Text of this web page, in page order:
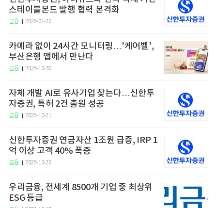
스테이블본드 발행 협력 본격화
금융 2026-01-20
카메라 없이 24시간 모니터링…'케어벨',
부산은행 앱에서 만난다
금융 2025-10-30
자체 개발 AI로 유사기업 찾는다…신한투
자증권, 특허 2건 출원 성공
금융 2025-10-21
신한투자증권 연금자산 1조원 급증, IRP 1
억 이상 고객 40% 폭증
금융 2025-10-20
우리금융, 전세계 8500개 기업 중 최상위
ESG 등급